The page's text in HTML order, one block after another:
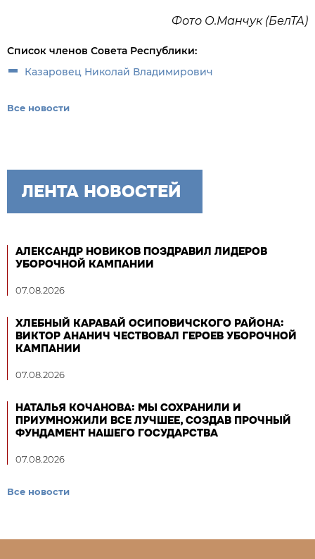
Фото О.Манчук (БелТА)
Список членов Совета Республики:
Казаровец Николай Владимирович
Все новости
ЛЕНТА НОВОСТЕЙ
АЛЕКСАНДР НОВИКОВ ПОЗДРАВИЛ ЛИДЕРОВ
УБОРОЧНОЙ КАМПАНИИ
07.08.2026
ХЛЕБНЫЙ КАРАВАЙ ОСИПОВИЧСКОГО РАЙОНА:
ВИКТОР АНАНИЧ ЧЕСТВОВАЛ ГЕРОЕВ УБОРОЧНОЙ
КАМПАНИИ
07.08.2026
НАТАЛЬЯ КОЧАНОВА: МЫ СОХРАНИЛИ И
ПРИУМНОЖИЛИ ВСЕ ЛУЧШЕЕ, СОЗДАВ ПРОЧНЫЙ
ФУНДАМЕНТ НАШЕГО ГОСУДАРСТВА
07.08.2026
Все новости